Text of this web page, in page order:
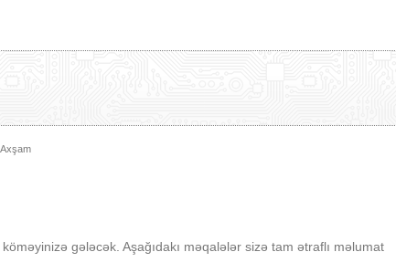
gələcək. Aşağıdakı məqalələr sizə tam ətraflı məlumat